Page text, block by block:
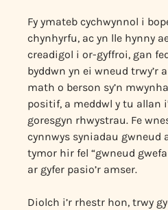
Fy ymateb cychwynnol i
chynhyrfu, ac yn lle hynny
creadigol i or-gyffroi, gan
byddwn yn ei wneud trwy’r
math o berson sy’n
positif, a meddwl y tu allan
goresgyn rhwystrau. Fe
cynnwys syniadau gwneud
tymor hir fel “gwneud
ar gyfer pasio’r amser.
Diolch i’r rhestr hon, trwy